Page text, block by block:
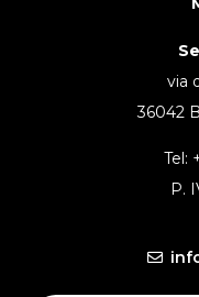
via
36042
Tel:
P.